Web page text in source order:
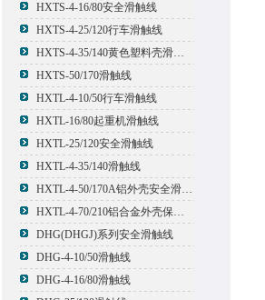
HXTS-4-16/80安全滑触线
HXTS-4-25/120行车滑触线
HXTS-4-35/140黄色塑料壳滑触线
HXTS-50/170滑触线
HXTL-4-10/50行车滑触线
HXTL-16/80起重机滑触线
HXTL-25/120安全滑触线
HXTL-4-35/140滑触线
HXTL-4-50/170A铝外壳安全滑触线
HXTL-4-70/210铝合金外壳保护多极管式滑触线
DHG(DHGJ)系列安全滑触线
DHG-4-10/50滑触线
DHG-4-16/80滑触线